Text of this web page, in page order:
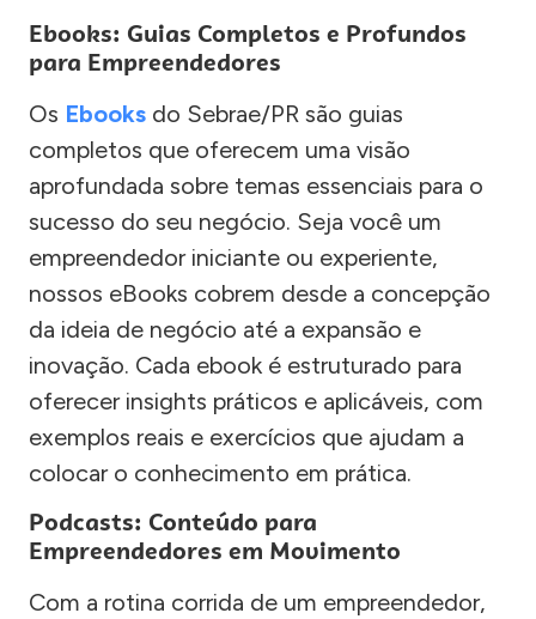
Ebooks: Guias Completos e Profundos
para Empreendedores
Os Ebooks do Sebrae/PR são guias
completos que oferecem uma visão
aprofundada sobre temas essenciais para o
sucesso do seu negócio. Seja você um
empreendedor iniciante ou experiente,
nossos eBooks cobrem desde a concepção
da ideia de negócio até a expansão e
inovação. Cada ebook é estruturado para
oferecer insights práticos e aplicáveis, com
exemplos reais e exercícios que ajudam a
colocar o conhecimento em prática.
Podcasts: Conteúdo para
Empreendedores em Movimento
Com a rotina corrida de um empreendedor,